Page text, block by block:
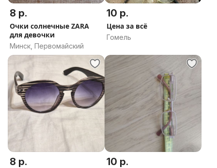
8 р.
Очки солнечные ZARA
для девочки
Минск, Первомайский
10 р.
Цена за всё
Гомель
8 р. 10 р.